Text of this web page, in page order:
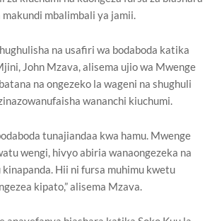
makundi mbalimbali ya jamii.
na usafiri wa bodaboda katika
John Mzava, alisema ujio wa Mwenge
na ongezeko la wageni na shughuli
wananchi kiuchumi.
tunajiandaa kwa hamu. Mwenge
wengi, hivyo abiria wanaongezeka na
Hii ni fursa muhimu kwetu
kipato,” alisema Mzava.